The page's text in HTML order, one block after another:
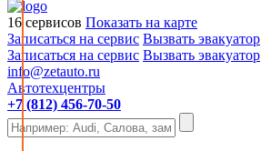
16 сервисов Показать на карте
Записаться на сервис Вызвать эвакуатор
Записаться на сервис Вызвать эвакуатор
info@zetauto.ru
Автотехцентры
+7 (812) 456-70-50